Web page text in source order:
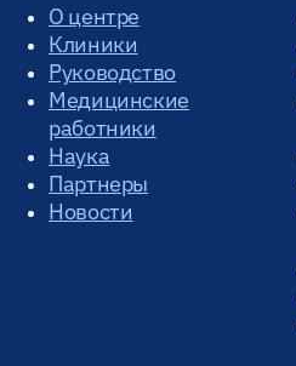
О центре
Клиники
Руководство
Медицинские
работники
Наука
Партнеры
Новости